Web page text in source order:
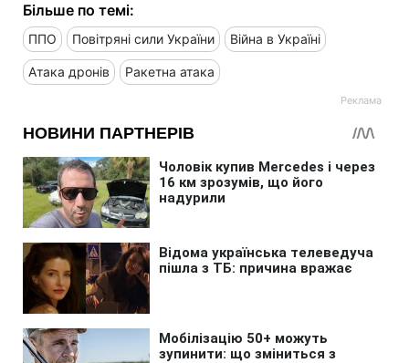
Більше по темі:
ППО Повітряні сили України Війна в Україні
Атака дронів Ракетна атака